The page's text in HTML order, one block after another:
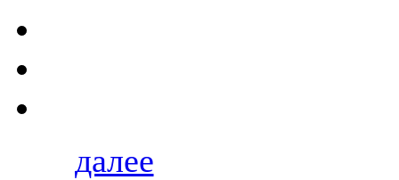
далее